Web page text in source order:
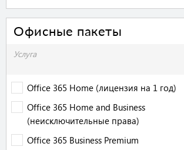
Офисные пакеты
Услуга
Office 365 Home (лицензия на 1 год)
Office 365 Home and Business
(неисключительные права)
Office 365 Business Premium